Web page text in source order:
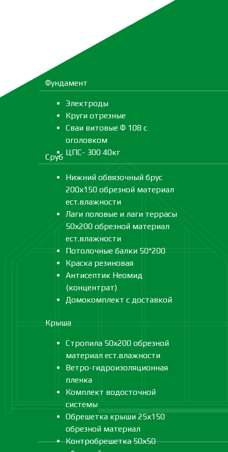
Фундамент
Электроды
Круги отрезные
Сваи витовые Ф 108 с
оголовком
ЦПС- 300 40кг
Сруб
Нижний обвязочный брус
200х150 обрезной материал
ест.влажности
Лаги половые и лаги террасы
50х200 обрезной материал
ест.влажности
Потолочные балки 50*200
Краска резиновая
Антисептик Неомид
(концентрат)
Домокомплект с доставкой
Крыша
Стропила 50х200 обрезной
материал ест.влажности
Ветро-гидроизоляционная
пленка
Комплект водосточной
системы
Обрешетка крыши 25х150
обрезной материал
Контробрешетка 50х50